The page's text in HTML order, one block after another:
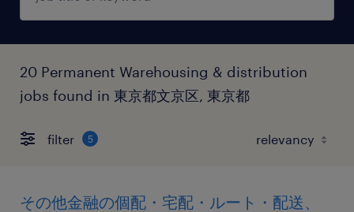
20 Permanent Warehousing & distribution
jobs found in 東京都文京区, 東京都
filter 5
その他金融の個配・宅配・ルート・配送、